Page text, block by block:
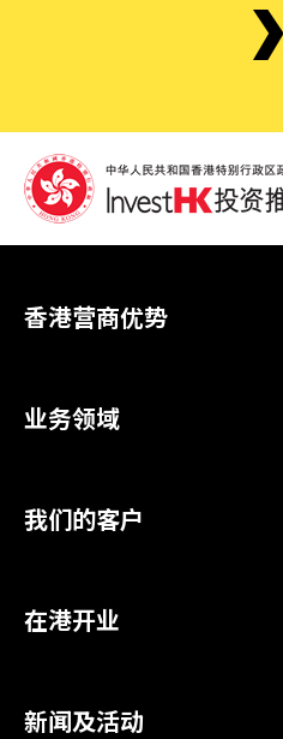
香港营商优势
业务领域
我们的客户
在港开业
新闻及活动